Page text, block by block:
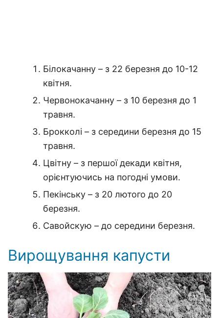
Білокачанну – з 22 березня до 10-12
квітня.
Червонокачанну – з 10 березня до 1
травня.
Брокколі – з середини березня до 15
травня.
Цвітну – з першої декади квітня,
орієнтуючись на погодні умови.
Пекінську – з 20 лютого до 20
березня.
Савойскую – до середини березня.
Вирощування капусти